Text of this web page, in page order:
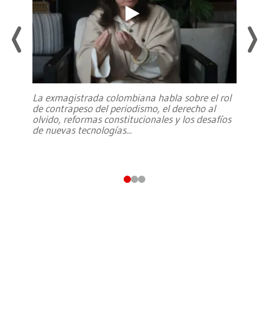
La exmagistrada colombiana habla sobre el rol
de contrapeso del periodismo, el derecho al
olvido, reformas constitucionales y los desafíos
de nuevas tecnologías...